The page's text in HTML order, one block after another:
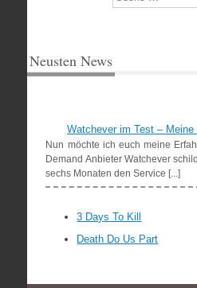
Neusten News
Watchever im Test – Meine
Nun möchte ich euch meine
Demand Anbieter Watchever
sechs Monaten den Service [...]
3 Days To Kill
Death Do Us Part